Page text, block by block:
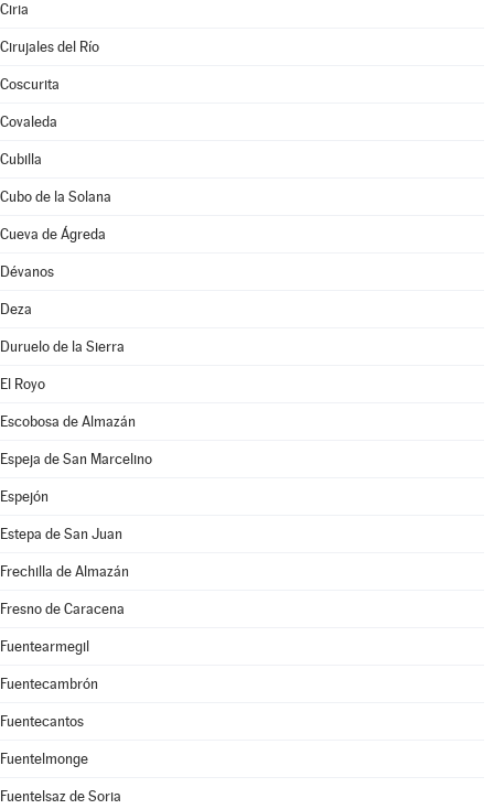
Ciria
Cirujales del Río
Coscurita
Covaleda
Cubilla
Cubo de la Solana
Cueva de Ágreda
Dévanos
Deza
Duruelo de la Sierra
El Royo
Escobosa de Almazán
Espeja de San Marcelino
Espejón
Estepa de San Juan
Frechilla de Almazán
Fresno de Caracena
Fuentearmegil
Fuentecambrón
Fuentecantos
Fuentelmonge
Fuentelsaz de Soria